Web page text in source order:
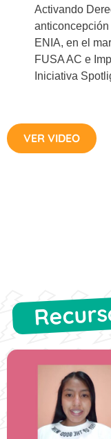
Activando
ENIA, en el
FUSA AC e
Iniciativa
VER VIDEO